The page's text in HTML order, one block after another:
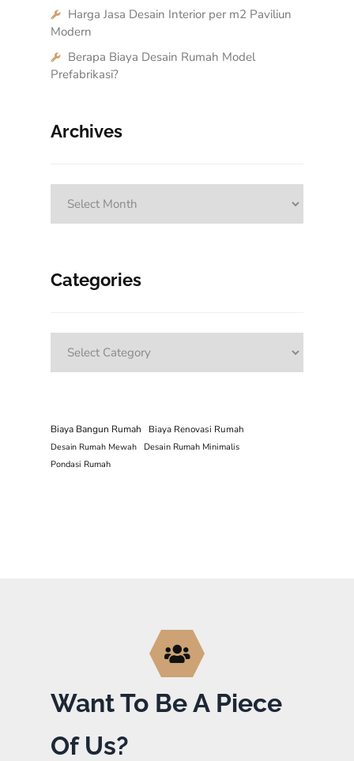
Harga Jasa Desain Interior per m2 Paviliun
Modern
Berapa Biaya Desain Rumah Model
Prefabrikasi?
Archives
Categories
Biaya Bangun Rumah Biaya Renovasi Rumah
Desain Rumah Mewah
Desain Rumah Minimalis
Pondasi Rumah
Want To Be A Piece
Of Us?